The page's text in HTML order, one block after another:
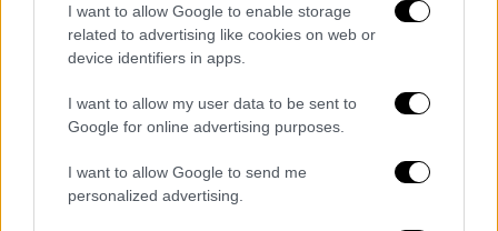
I want to allow Google to enable storage
related to advertising like cookies on web or
device identifiers in apps.
I want to allow my user data to be sent to
Google for online advertising purposes.
I want to allow Google to send me
personalized advertising.
Από την πλευρά της, η ουκρανική πολεμική
αεροπορία ανέφερε ότι οι ρωσικές δυνάμεις
εξαπέλυσαν 128 μη επανδρωμένα αεροσκάφη
εναντίον τηςΟυκρανίας, εκ των οποίων 112
ηλεκτρονικά μέσα.